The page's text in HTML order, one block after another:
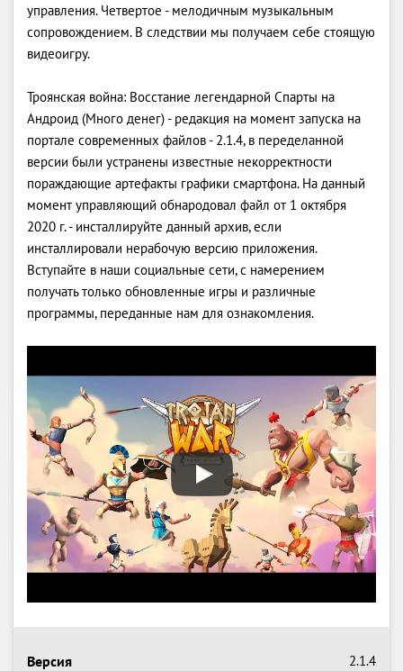
управления. Четвертое - мелодичным музыкальным
сопровождением. В следствии мы получаем себе стоящую
видеоигру.
Троянская война: Восстание легендарной Спарты на
Андроид (Много денег) - редакция на момент запуска на
портале современных файлов - 2.1.4, в переделанной
версии были устранены известные некорректности
пораждающие артефакты графики смартфона. На данный
момент управляющий обнародовал файл от 1 октября
2020 г. - инсталлируйте данный архив, если
инсталлировали нерабочую версию приложения.
Вступайте в наши социальные сети, с намерением
получать только обновленные игры и различные
программы, переданные нам для ознакомления.
Версия 2.1.4